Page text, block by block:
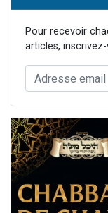
Pour recevoir
articles,